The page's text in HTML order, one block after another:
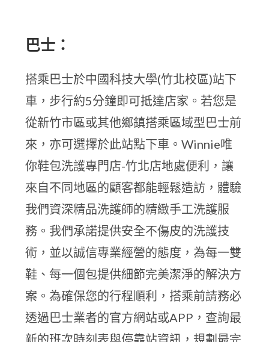
巴士：
搭乘巴士於中國科技大學(竹北校區)站下
車，步行約5分鐘即可抵達店家。若您是
從新竹市區或其他鄉鎮搭乘區域型巴士前
來，亦可選擇於此站點下車。Winnie唯
你鞋包洗護專門店-竹北店地處便利，讓
來自不同地區的顧客都能輕鬆造訪，體驗
我們資深精品洗護師的精緻手工洗護服
務。我們承諾提供安全不傷皮的洗護技
術，並以誠信專業經營的態度，為每一雙
鞋、每一個包提供細節完美潔淨的解決方
案。為確保您的行程順利，搭乘前請務必
透過巴士業者的官方網站或APP，查詢最
新的班次時刻表與停靠站資訊，規劃最完